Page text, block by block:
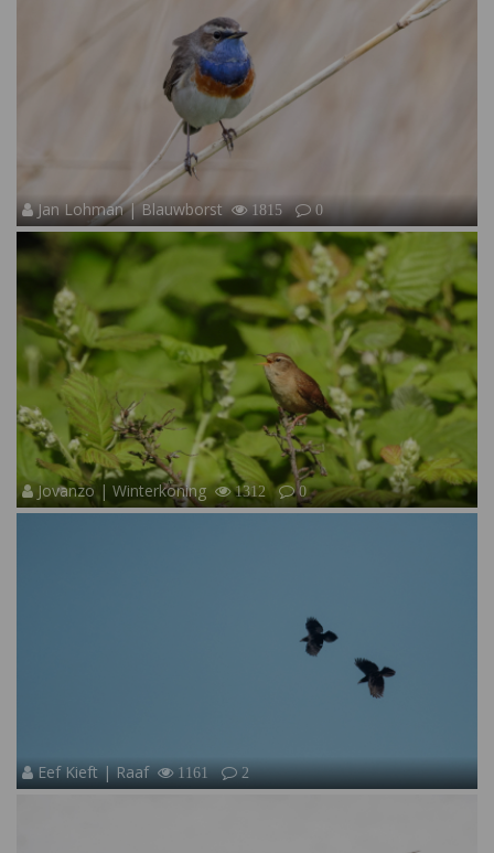
Jan Lohman | Blauwborst 1815 0
Jovanzo | Winterkoning 1312 0
Eef Kieft | Raaf 1161 2